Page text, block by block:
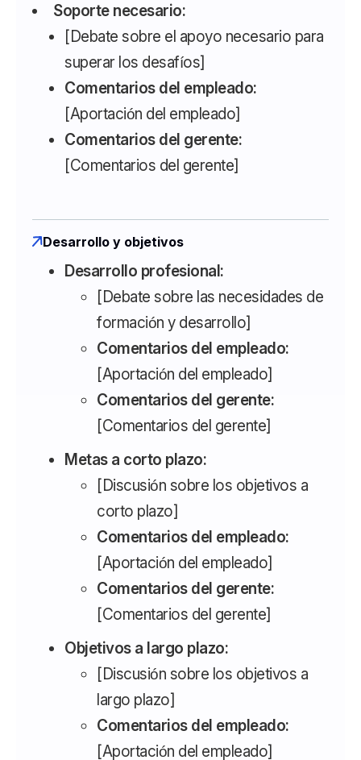
Soporte necesario:
[Debate sobre el apoyo necesario para
superar los desafíos]
Comentarios del empleado:
[Aportación del empleado]
Comentarios del gerente:
[Comentarios del gerente]
Desarrollo y objetivos
Desarrollo profesional:
[Debate sobre las necesidades de
formación y desarrollo]
Comentarios del empleado:
[Aportación del empleado]
Comentarios del gerente:
[Comentarios del gerente]
Metas a corto plazo:
[Discusión sobre los objetivos a
corto plazo]
Comentarios del empleado:
[Aportación del empleado]
Comentarios del gerente:
[Comentarios del gerente]
Objetivos a largo plazo:
[Discusión sobre los objetivos a
largo plazo]
Comentarios del empleado:
[Aportación del empleado]